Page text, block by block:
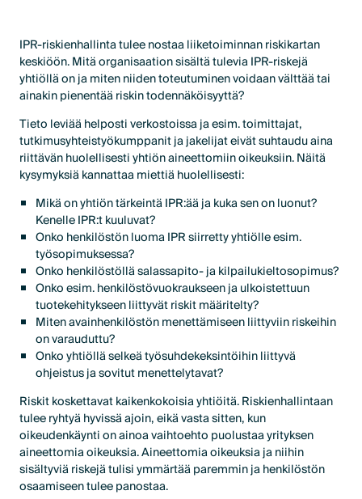
IPR-riskienhallinta tulee nostaa liiketoiminnan riskikartan
keskiöön. Mitä organisaation sisältä tulevia IPR-riskejä
yhtiöllä on ja miten niiden toteutuminen voidaan välttää tai
ainakin pienentää riskin todennäköisyyttä?
Tieto leviää helposti verkostoissa ja esim. toimittajat,
tutkimusyhteistyökumppanit ja jakelijat eivät suhtaudu aina
riittävän huolellisesti yhtiön aineettomiin oikeuksiin. Näitä
kysymyksiä kannattaa miettiä huolellisesti:
Mikä on yhtiön tärkeintä IPR:ää ja kuka sen on luonut?
Kenelle IPR:t kuuluvat?
Onko henkilöstön luoma IPR siirretty yhtiölle esim.
työsopimuksessa?
Onko henkilöstöllä salassapito- ja kilpailukieltosopimus?
Onko esim. henkilöstövuokraukseen ja ulkoistettuun
tuotekehitykseen liittyvät riskit määritelty?
Miten avainhenkilöstön menettämiseen liittyviin riskeihin
on varauduttu?
Onko yhtiöllä selkeä työsuhdekeksintöihin liittyvä
ohjeistus ja sovitut menettelytavat?
Riskit koskettavat kaikenkokoisia yhtiöitä. Riskienhallintaan
tulee ryhtyä hyvissä ajoin, eikä vasta sitten, kun
oikeudenkäynti on ainoa vaihtoehto puolustaa yrityksen
aineettomia oikeuksia. Aineettomia oikeuksia ja niihin
sisältyviä riskejä tulisi ymmärtää paremmin ja henkilöstön
osaamiseen tulee panostaa.